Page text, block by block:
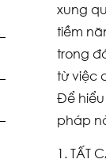
xung
tiềm
trong
từ việc
Để
pháp
1. TẤT